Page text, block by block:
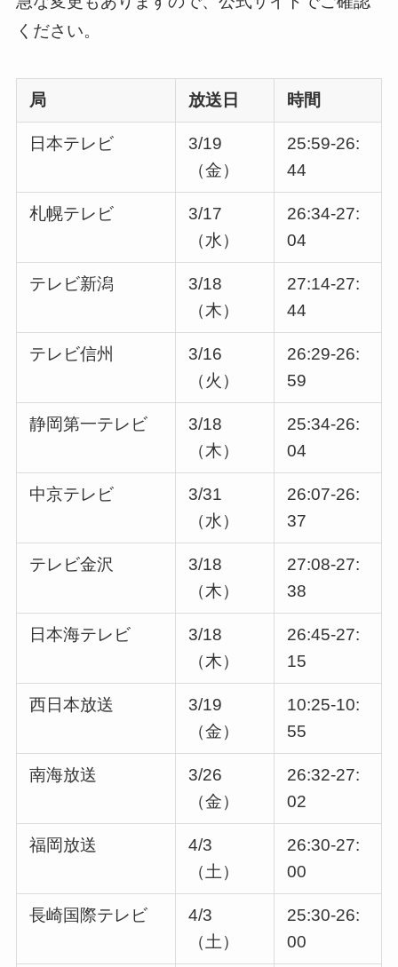
ください。
局 放送日 時間
日本テレビ
3/19
（金）
25:59-26:
44
札幌テレビ
3/17
（水）
26:34-27:
04
テレビ新潟
3/18
（木）
27:14-27:
44
テレビ信州
3/16
（火）
26:29-26:
59
静岡第一テレビ
3/18
（木）
25:34-26:
04
中京テレビ
3/31
（水）
26:07-26:
37
テレビ金沢
3/18
（木）
27:08-27:
38
日本海テレビ
3/18
（木）
26:45-27:
15
西日本放送
3/19
（金）
10:25-10:
55
南海放送
3/26
（金）
26:32-27:
02
福岡放送
4/3
（土）
26:30-27:
00
長崎国際テレビ
4/3
（土）
25:30-26:
00